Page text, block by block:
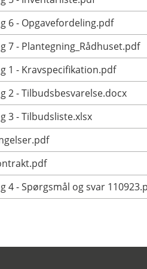
6 - Opgavefordeling.pdf
7 - Plantegning_Rådhuset.pdf
1 - Kravspecifikation.pdf
2 - Tilbudsbesvarelse.docx
3 - Tilbudsliste.xlsx
4 - Spørgsmål og svar